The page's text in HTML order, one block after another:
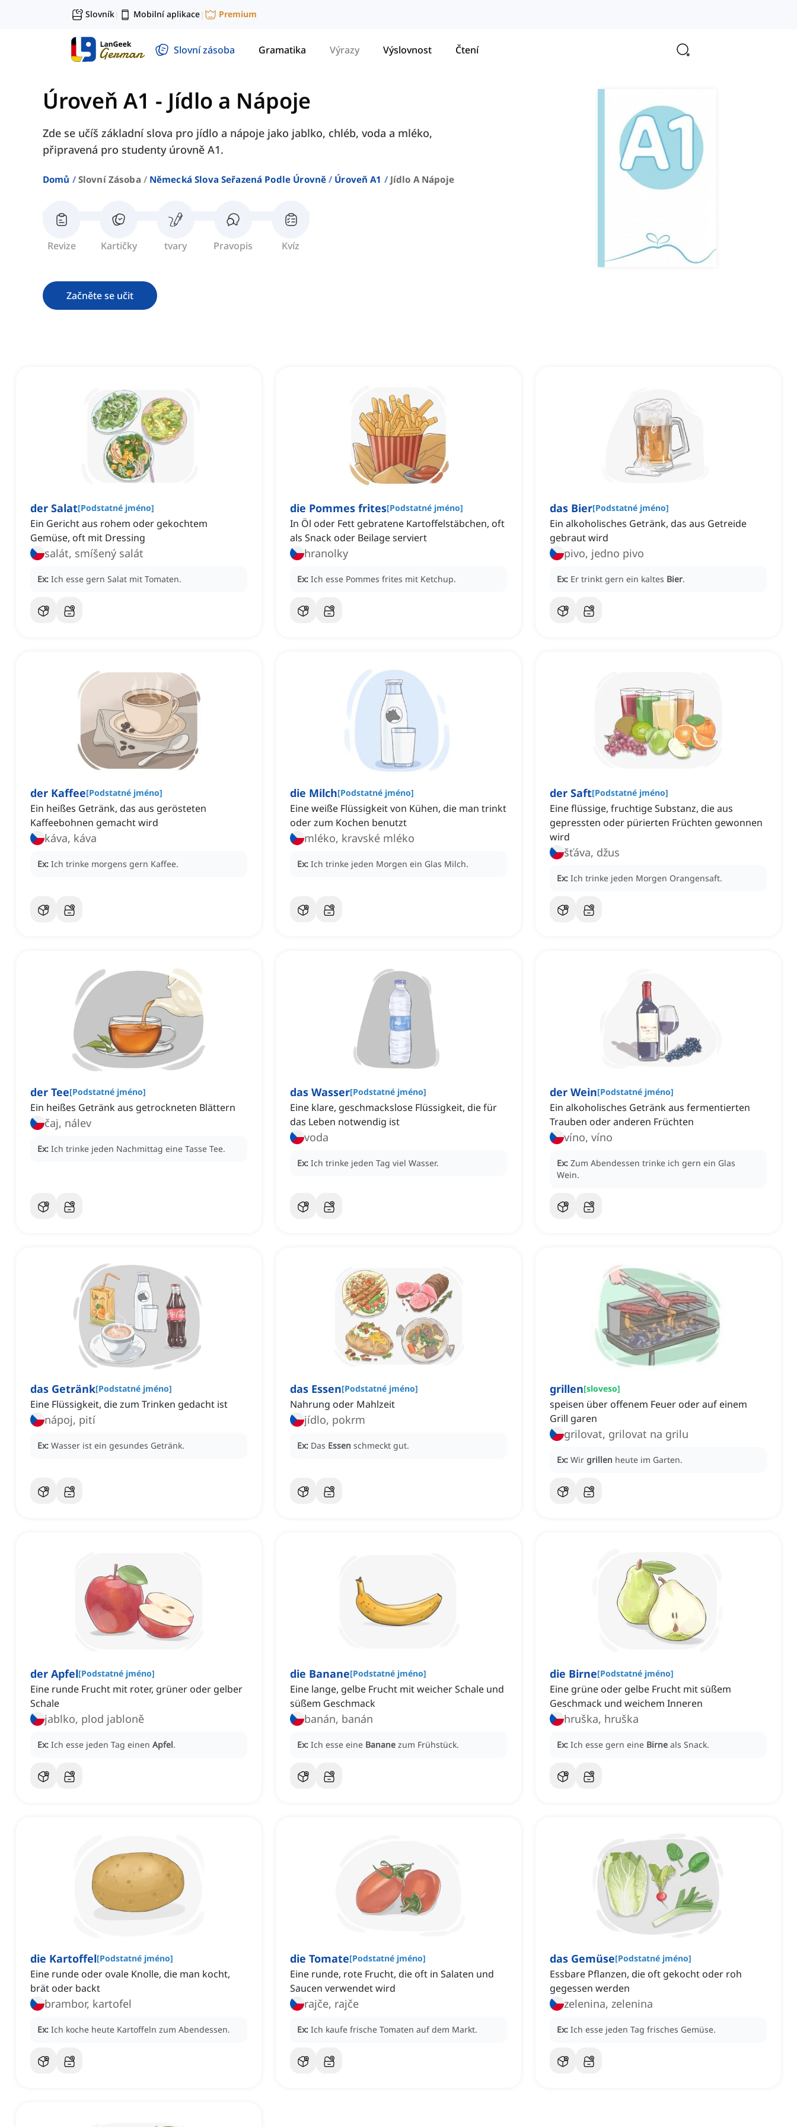
Slovník| Mobilní aplikace| Premium
Slovní zásoba Gramatika Výrazy Výslovnost Čtení
Úroveň A1 - Jídlo a Nápoje
Zde se učíš základní slova pro jídlo a nápoje jako jablko, chléb, voda a mléko,
připravená pro studenty úrovně A1.
Domů Slovní Zásoba Německá Slova Seřazená Podle Úrovně Úroveň A1 Jídlo A Nápoje
Revize Kartičky tvary Pravopis Kvíz
Začněte se učit
der Salat[Podstatné jméno]
Ein Gericht aus rohem oder gekochtem
Gemüse, oft mit Dressing
salát, smíšený salát
Ex: Ich esse gern Salat mit Tomaten.
die Pommes frites[Podstatné jméno]
In Öl oder Fett gebratene Kartoffelstäbchen, oft
als Snack oder Beilage serviert
hranolky
Ex: Ich esse Pommes frites mit Ketchup.
das Bier[Podstatné jméno]
Ein alkoholisches Getränk, das aus Getreide
gebraut wird
pivo, jedno pivo
Ex: Er trinkt gern ein kaltes Bier.
der Kaffee[Podstatné jméno]
Ein heißes Getränk, das aus gerösteten
Kaffeebohnen gemacht wird
káva, káva
Ex: Ich trinke morgens gern Kaffee.
die Milch[Podstatné jméno]
Eine weiße Flüssigkeit von Kühen, die man trinkt
oder zum Kochen benutzt
mléko, kravské mléko
Ex: Ich trinke jeden Morgen ein Glas Milch.
der Saft[Podstatné jméno]
Eine flüssige, fruchtige Substanz, die aus
gepressten oder pürierten Früchten gewonnen
wird
šťáva, džus
Ex: Ich trinke jeden Morgen Orangensaft.
der Tee[Podstatné jméno]
Ein heißes Getränk aus getrockneten Blättern
čaj, nálev
Ex: Ich trinke jeden Nachmittag eine Tasse Tee.
das Wasser[Podstatné jméno]
Eine klare, geschmackslose Flüssigkeit, die für
das Leben notwendig ist
voda
Ex: Ich trinke jeden Tag viel Wasser.
der Wein[Podstatné jméno]
Ein alkoholisches Getränk aus fermentierten
Trauben oder anderen Früchten
víno, víno
Ex: Zum Abendessen trinke ich gern ein Glas
Wein.
das Getränk[Podstatné jméno]
Eine Flüssigkeit, die zum Trinken gedacht ist
nápoj, pití
Ex: Wasser ist ein gesundes Getränk.
das Essen[Podstatné jméno]
Nahrung oder Mahlzeit
jídlo, pokrm
Ex: Das Essen schmeckt gut.
grillen[sloveso]
speisen über offenem Feuer oder auf einem
Grill garen
grilovat, grilovat na grilu
Ex: Wir grillen heute im Garten.
der Apfel[Podstatné jméno]
Eine runde Frucht mit roter, grüner oder gelber
Schale
jablko, plod jabloně
Ex: Ich esse jeden Tag einen Apfel.
die Banane[Podstatné jméno]
Eine lange, gelbe Frucht mit weicher Schale und
süßem Geschmack
banán, banán
Ex: Ich esse eine Banane zum Frühstück.
die Birne[Podstatné jméno]
Eine grüne oder gelbe Frucht mit süßem
Geschmack und weichem Inneren
hruška, hruška
Ex: Ich esse gern eine Birne als Snack.
die Kartoffel[Podstatné jméno]
Eine runde oder ovale Knolle, die man kocht,
brät oder backt
brambor, kartofel
Ex: Ich koche heute Kartoffeln zum Abendessen.
die Tomate[Podstatné jméno]
Eine runde, rote Frucht, die oft in Salaten und
Saucen verwendet wird
rajče, rajče
Ex: Ich kaufe frische Tomaten auf dem Markt.
das Gemüse[Podstatné jméno]
Essbare Pflanzen, die oft gekocht oder roh
gegessen werden
zelenina, zelenina
Ex: Ich esse jeden Tag frisches Gemüse.